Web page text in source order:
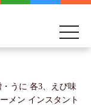
うに 各3、えび味
メン インスタント